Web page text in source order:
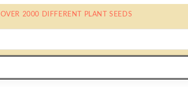
OVER 2000 DIFFERENT PLANT SEEDS